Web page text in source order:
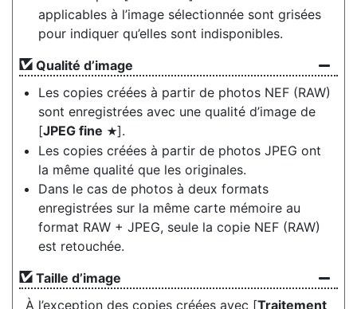
applicables à l’image sélectionnée sont grisées
pour indiquer qu’elles sont indisponibles.
Qualité d’image
Les copies créées à partir de photos NEF (RAW)
sont enregistrées avec une qualité d’image de
[JPEG fine m].
Les copies créées à partir de photos JPEG ont
la même qualité que les originales.
Dans le cas de photos à deux formats
enregistrées sur la même carte mémoire au
format RAW + JPEG, seule la copie NEF (RAW)
est retouchée.
Taille d’image
À l’exception des copies créées avec [Traitement